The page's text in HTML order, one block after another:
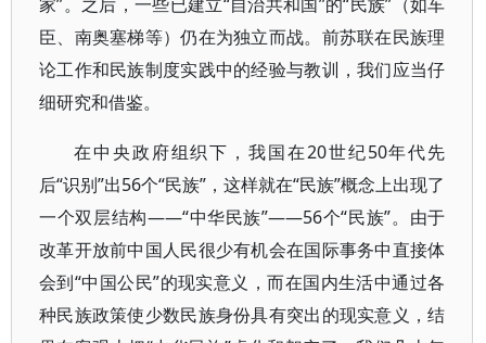
臣、南奥塞梯等）仍在为独立而战。前苏联在民族理
论工作和民族制度实践中的经验与教训，我们应当仔
细研究和借鉴。
在中央政府组织下，我国在20世纪50年代先
后“识别”出56个“民族”，这样就在“民族”概念上出现了
一个双层结构——“中华民族”——56个“民族”。由于
改革开放前中国人民很少有机会在国际事务中直接体
会到“中国公民”的现实意义，而在国内生活中通过各
种民族政策使少数民族身份具有突出的现实意义，结